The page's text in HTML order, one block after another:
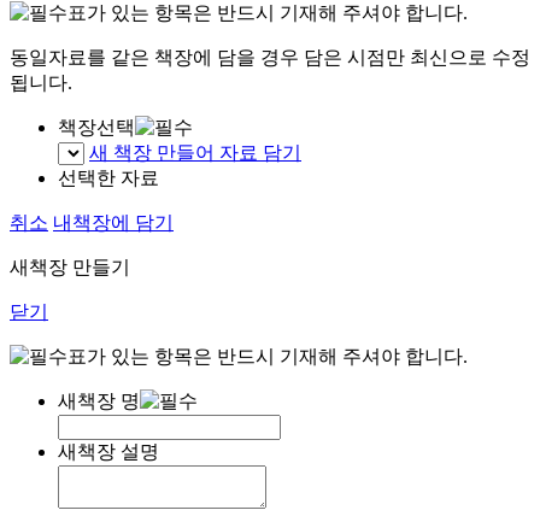
표가 있는 항목은 반드시 기재해 주셔야 합니다.
동일자료를 같은 책장에 담을 경우 담은 시점만 최신으로 수정
됩니다.
책장선택
새 책장 만들어 자료 담기
선택한 자료
취소 내책장에 담기
새책장 만들기
닫기
표가 있는 항목은 반드시 기재해 주셔야 합니다.
새책장 명
새책장 설명